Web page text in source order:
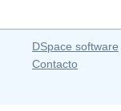
DSpace software
Contacto